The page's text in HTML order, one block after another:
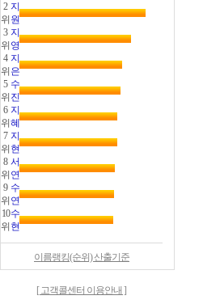
2
위
지
원
3
위
지
영
4
위
지
은
5
위
수
진
6
위
지
혜
7
위
지
현
8
위
서
연
9
위
수
연
10
위
수
현
이름랭킹(순위) 산출기준
[ 고객콜센터 이용안내 ]